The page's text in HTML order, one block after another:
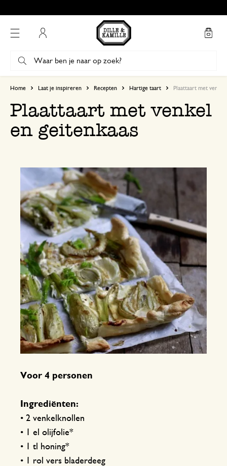
Home Laat je inspireren Recepten Hartige taart Plaattaart met venkel
Plaattaart met venkel
en geitenkaas
Voor 4 personen
Ingrediënten:
• 2 venkelknollen
• 1 el olijfolie*
• 1 tl honing*
• 1 rol vers bladerdeeg